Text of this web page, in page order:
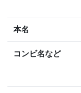
本名
コンビ名など